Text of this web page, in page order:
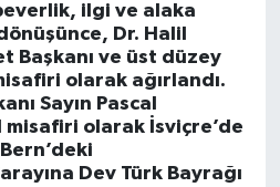
ilgi ve alaka
Dr. Halil
Başkanı ve üst düzey
olarak ağırlandı.
Sayın Pascal
misafiri olarak İsviçre’de
Dev Türk Bayrağı